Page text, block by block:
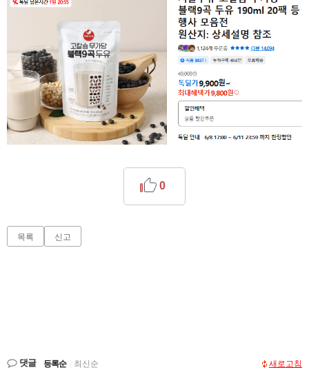
0
목록 신고
댓글 등록순 최신순 새로고침